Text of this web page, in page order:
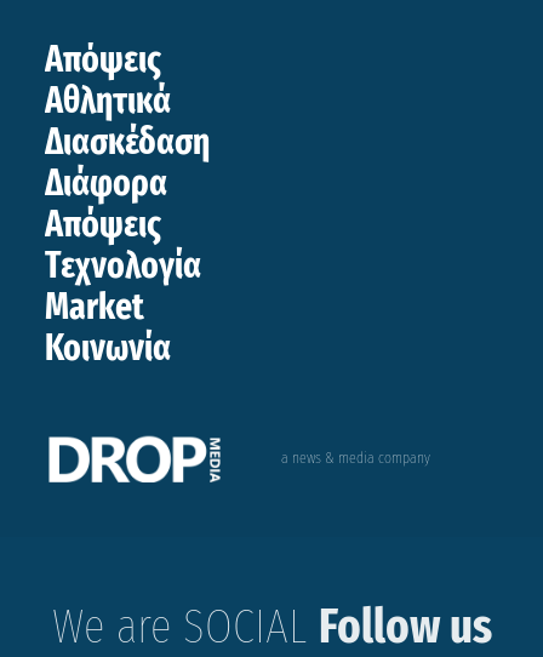
Απόψεις
Αθλητικά
Διασκέδαση
Διάφορα
Απόψεις
Τεχνολογία
Market
Κοινωνία
a news & media company
We are SOCIAL Follow us